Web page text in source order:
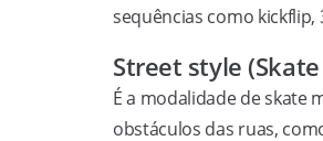
sequências como
Street style
É a modalidade de skate
obstáculos das ruas,